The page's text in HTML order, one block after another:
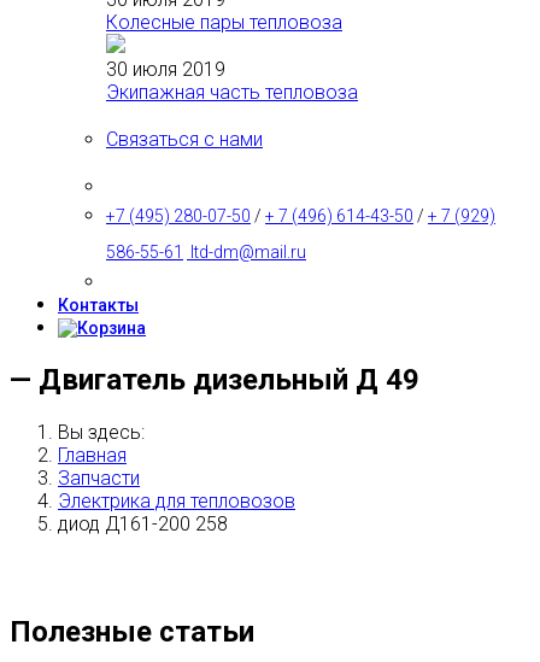
Колесные пары тепловоза
30 июля 2019
Экипажная часть тепловоза
Связаться с нами
+7 (495) 280-07-50 / + 7 (496) 614-43-50 / + 7 (929)
586-55-61
ltd-dm@mail.ru
Контакты
— Двигатель дизельный Д 49
Вы здесь:
Главная
Запчасти
Электрика для тепловозов
диод Д161-200 258
Полезные статьи